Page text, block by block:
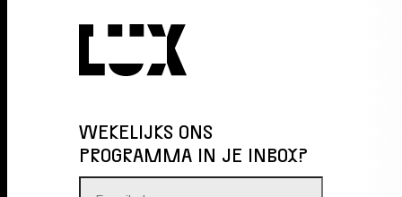
WEKELIJKS ONS
PROGRAMMA IN JE INBOX?